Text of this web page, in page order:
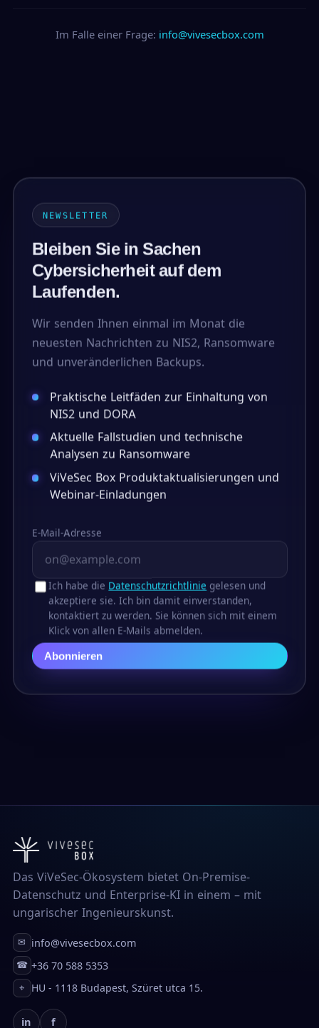
Im Falle einer Frage: info@vivesecbox.com
NEWSLETTER
Bleiben Sie in Sachen
Cybersicherheit auf dem
Laufenden.
Wir senden Ihnen einmal im Monat die
neuesten Nachrichten zu NIS2, Ransomware
und unveränderlichen Backups.
Praktische Leitfäden zur Einhaltung von
NIS2 und DORA
Aktuelle Fallstudien und technische
Analysen zu Ransomware
ViVeSec Box Produktaktualisierungen und
Webinar-Einladungen
E-Mail-Adresse
Ich habe die Datenschutzrichtlinie gelesen und
akzeptiere sie. Ich bin damit einverstanden,
kontaktiert zu werden. Sie können sich mit einem
Klick von allen E-Mails abmelden.
Abonnieren
Das ViVeSec-Ökosystem bietet On-Premise-
Datenschutz und Enterprise-KI in einem – mit
ungarischer Ingenieurskunst.
✉ info@vivesecbox.com
☎ +36 70 588 5353
⌖ HU - 1118 Budapest, Szüret utca 15.
in f